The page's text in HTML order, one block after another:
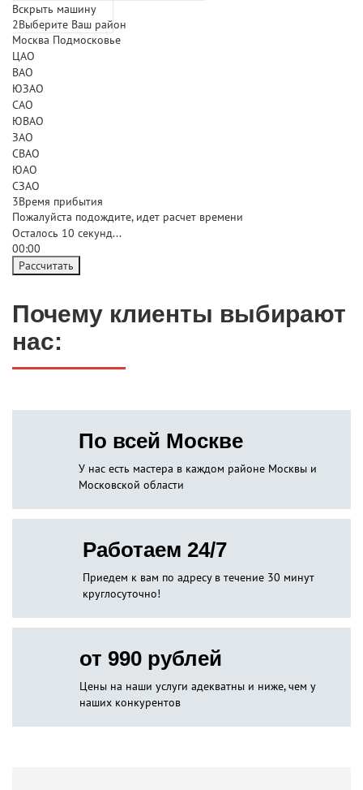
Вскрыть машину
2Выберите Ваш район
Москва Подмосковье
ЦАО
ВАО
ЮЗАО
САО
ЮВАО
ЗАО
СВАО
ЮАО
СЗАО
3Время прибытия
Пожалуйста подождите, идет расчет времени
Осталось 10 секунд...
00:00
Рассчитать
Почему клиенты выбирают
нас:
По всей Москве
У нас есть мастера в каждом районе Москвы и
Московской области
Работаем 24/7
Приедем к вам по адресу в течение 30 минут
круглосуточно!
от 990 рублей
Цены на наши услуги адекватны и ниже, чем у
наших конкурентов